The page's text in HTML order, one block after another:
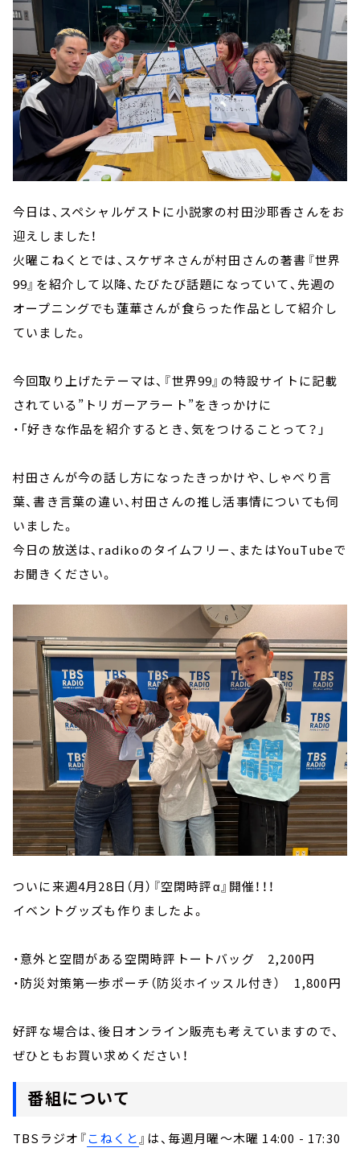
今日は、スペシャルゲストに小説家の村田沙耶香さんをお
迎えしました！
火曜こねくとでは、スケザネさんが村田さんの著書『世界
99』を紹介して以降、たびたび話題になっていて、先週の
オープニングでも蓮華さんが食らった作品として紹介し
ていました。
今回取り上げたテーマは、『世界99』の特設サイトに記載
されている”トリガーアラート”をきっかけに
・「好きな作品を紹介するとき、気をつけることって？」
村田さんが今の話し方になったきっかけや、しゃべり言
葉、書き言葉の違い、村田さんの推し活事情についても伺
いました。
今日の放送は、radikoのタイムフリー、またはYouTubeで
お聞きください。
ついに来週4月28日（月）『空閑時評α』開催！！！
イベントグッズも作りましたよ。
・意外と空間がある空閑時評トートバッグ 2,200円
・防災対策第一歩ポーチ（防災ホイッスル付き） 1,800円
好評な場合は、後日オンライン販売も考えていますので、
ぜひともお買い求めください！
番組について
TBSラジオ『こねくと 』は、毎週月曜～木曜 14:00 - 17:30